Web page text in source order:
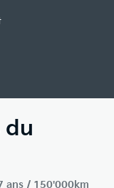
ans / 150'000km